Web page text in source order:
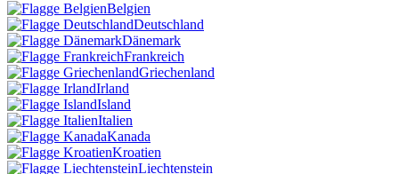
Belgien
Deutschland
Dänemark
Frankreich
Griechenland
Irland
Island
Italien
Kanada
Kroatien
Liechtenstein